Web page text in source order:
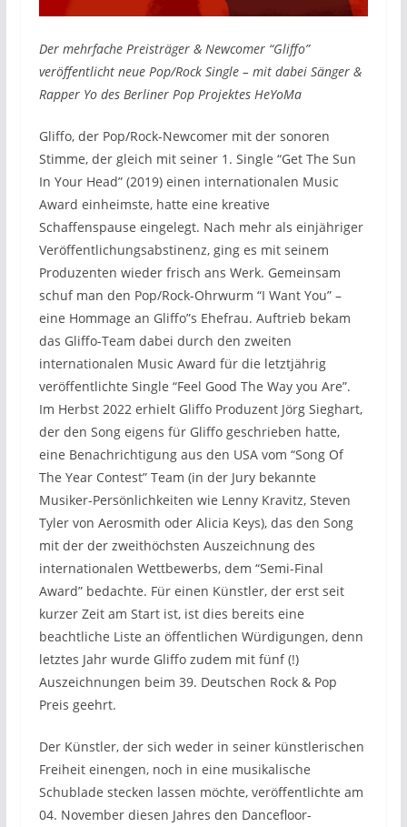
Der mehrfache Preisträger & Newcomer “Gliffo”
veröffentlicht neue Pop/Rock Single – mit dabei Sänger &
Rapper Yo des Berliner Pop Projektes HeYoMa
Gliffo, der Pop/Rock-Newcomer mit der sonoren
Stimme, der gleich mit seiner 1. Single “Get The Sun
In Your Head” (2019) einen internationalen Music
Award einheimste, hatte eine kreative
Schaffenspause eingelegt. Nach mehr als einjähriger
Veröffentlichungsabstinenz, ging es mit seinem
Produzenten wieder frisch ans Werk. Gemeinsam
schuf man den Pop/Rock-Ohrwurm “I Want You” –
eine Hommage an Gliffo”s Ehefrau. Auftrieb bekam
das Gliffo-Team dabei durch den zweiten
internationalen Music Award für die letztjährig
veröffentlichte Single “Feel Good The Way you Are”.
Im Herbst 2022 erhielt Gliffo Produzent Jörg Sieghart,
der den Song eigens für Gliffo geschrieben hatte,
eine Benachrichtigung aus den USA vom “Song Of
The Year Contest” Team (in der Jury bekannte
Musiker-Persönlichkeiten wie Lenny Kravitz, Steven
Tyler von Aerosmith oder Alicia Keys), das den Song
mit der der zweithöchsten Auszeichnung des
internationalen Wettbewerbs, dem “Semi-Final
Award” bedachte. Für einen Künstler, der erst seit
kurzer Zeit am Start ist, ist dies bereits eine
beachtliche Liste an öffentlichen Würdigungen, denn
letztes Jahr wurde Gliffo zudem mit fünf (!)
Auszeichnungen beim 39. Deutschen Rock & Pop
Preis geehrt.
Der Künstler, der sich weder in seiner künstlerischen
Freiheit einengen, noch in eine musikalische
Schublade stecken lassen möchte, veröffentlichte am
04. November diesen Jahres den Dancefloor-